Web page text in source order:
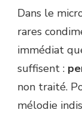
Dans le
rares
immédiat
suffisent :
non traité.
mélodie